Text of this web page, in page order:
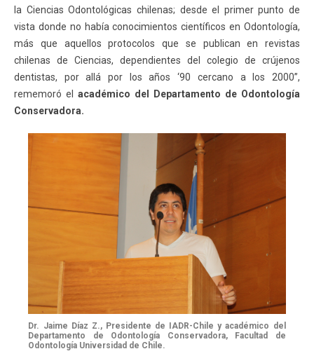
la Ciencias Odontológicas chilenas; desde el primer punto de
vista donde no había conocimientos científicos en Odontología,
más que aquellos protocolos que se publican en revistas
chilenas de Ciencias, dependientes del colegio de crújenos
dentistas, por allá por los años ‘90 cercano a los 2000”,
rememoró el académico del Departamento de Odontología
Conservadora.
Dr. Jaime Díaz Z., Presidente de IADR-Chile y académico del
Departamento de Odontología Conservadora, Facultad de
Odontología Universidad de Chile.